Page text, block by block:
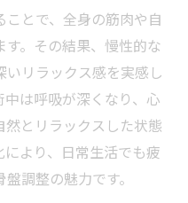
とで、全身の筋肉や自
。その結果、慢性的な
リラックス感を実感し
は呼吸が深くなり、心
とリラックスした状態
より、日常生活でも疲
調整の魅力です。